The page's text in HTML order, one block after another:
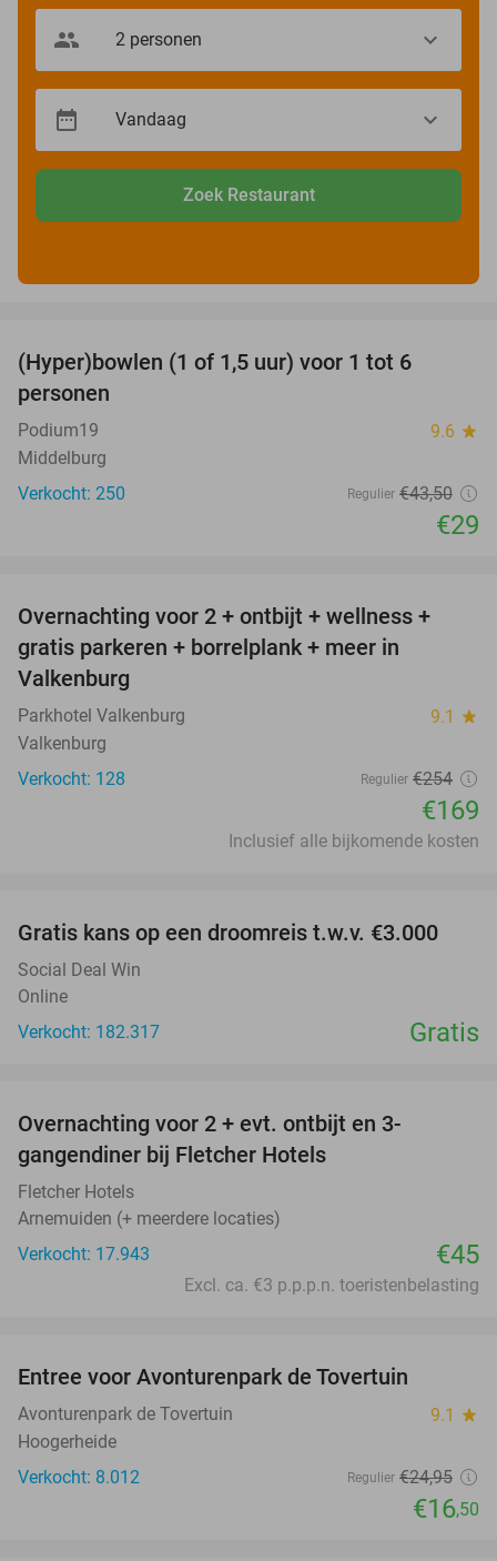
Zoek Restaurant
(Hyper)bowlen (1 of 1,5 uur) voor 1 tot 6
personen
Podium19 9.6 star
Middelburg
Verkocht: 250
Regulier €43,50
€29
33%
Overnachting voor 2 + ontbijt + wellness +
gratis parkeren + borrelplank + meer in
Valkenburg
Parkhotel Valkenburg 9.1 star
Valkenburg
Verkocht: 128
Regulier €254
€169
Inclusief alle bijkomende kosten
Gratis kans op een droomreis t.w.v. €3.000
Social Deal Win
Online
Verkocht: 182.317
Gratis
Overnachting voor 2 + evt. ontbijt en 3-
gangendiner bij Fletcher Hotels
Fletcher Hotels
Arnemuiden (+ meerdere locaties)
Verkocht: 17.943
€45
Excl. ca. €3 p.p.p.n. toeristenbelasting
Entree voor Avonturenpark de Tovertuin
Avonturenpark de Tovertuin 9.1 star
Hoogerheide
Verkocht: 8.012
Regulier €24,95
€16,50